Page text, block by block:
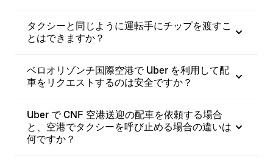
タクシーと同じように運転手にチップを渡すこ
とはできますか？
ベロオリゾンチ国際空港で Uber を利用して配
車をリクエストするのは安全ですか？
Uber で CNF 空港送迎の配車を依頼する場合
と、空港でタクシーを呼び止める場合の違いは
何ですか？